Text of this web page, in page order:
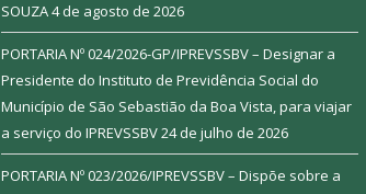
SOUZA4 de agosto de 2026
PORTARIA Nº 024/2026-GP/IPREVSSBV – Designar a
Presidente do Instituto de Previdência Social do
Município de São Sebastião da Boa Vista, para viajar
a serviço do IPREVSSBV24 de julho de 2026
PORTARIA Nº 023/2026/IPREVSSBV – Dispõe sobre a